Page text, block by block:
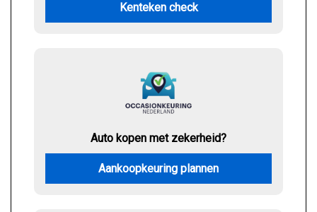
Kenteken check
Auto kopen met zekerheid?
Aankoopkeuring plannen